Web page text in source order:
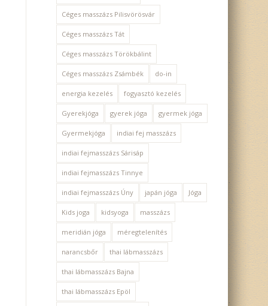
Céges masszázs Pilisvörösvár
Céges masszázs Tát
Céges masszázs Törökbálint
Céges masszázs Zsámbék do-in
energia kezelés fogyasztó kezelés
Gyerekjóga gyerek jóga gyermek jóga
Gyermekjóga indiai fej masszázs
indiai fejmasszázs Sárisáp
indiai fejmasszázs Tinnye
indiai fejmasszázs Úny japán jóga Jóga
Kids joga kidsyoga masszázs
meridián jóga méregtelenítés
narancsbőr thai lábmasszázs
thai lábmasszázs Bajna
thai lábmasszázs Epöl